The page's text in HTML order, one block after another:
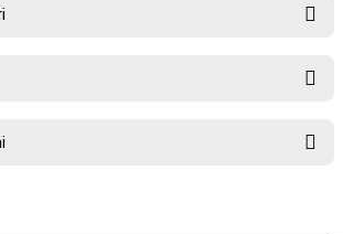
öneri formunu kullanarak tarafımıza